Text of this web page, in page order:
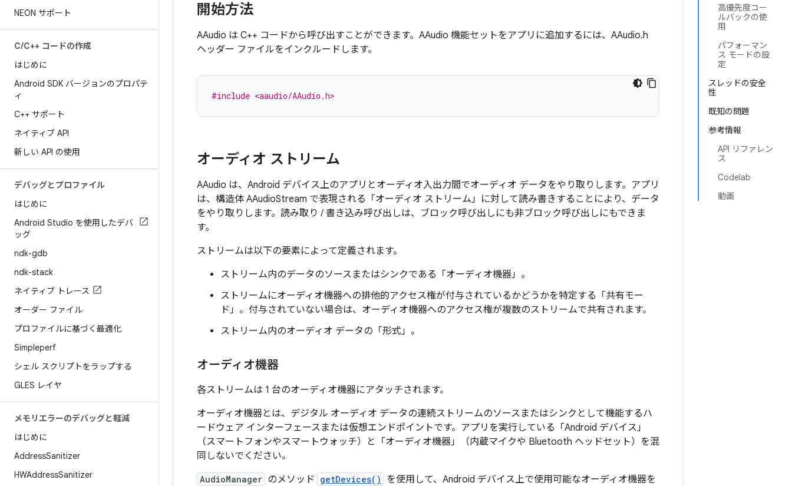
NEON サポート
C/C++ コードの作成
はじめに
Android SDK バージョンのプロパテ
ィ
C++ サポート
ネイティブ API
新しい API の使用
デバッグとプロファイル
はじめに
Android Studio を使用したデバ
ッグ
ndk-gdb
ndk-stack
ネイティブ トレース
オーダー ファイル
プロファイルに基づく最適化
Simpleperf
シェル スクリプトをラップする
GLES レイヤ
メモリエラーのデバッグと軽減
はじめに
AddressSanitizer
HWAddressSanitizer
高優先度コー
ルバックの使
用
パフォーマン
ス モードの設
定
スレッドの安全
性
既知の問題
参考情報
API リファレン
ス
Codelab
動画
開始方法
AAudio は C++ コードから呼び出すことができます。AAudio 機能セットをアプリに追加するには、AAudio.h
ヘッダー ファイルをインクルードします。
#include <aaudio/AAudio.h>
オーディオ ストリーム
AAudio は、Android デバイス上のアプリとオーディオ入出力間でオーディオ データをやり取りします。アプリ
は、構造体 AAudioStream で表現される「オーディオ ストリーム」 に対して読み書きすることにより、データ
をやり取りします。読み取り / 書き込み呼び出しは、ブロック呼び出しにも非ブロック呼び出しにもできま
す。
ストリームは以下の要素によって定義されます。
ストリーム内のデータのソースまたはシンクである「オーディオ機器」 。
ストリームにオーディオ機器への排他的アクセス権が付与されているかどうかを特定する「共有モー
ド」 。付与されていない場合は、オーディオ機器へのアクセス権が複数のストリームで共有されます。
ストリーム内のオーディオ データの「形式」 。
オーディオ機器
各ストリームは 1 台のオーディオ機器にアタッチされます。
オーディオ機器とは、デジタル オーディオ データの連続ストリームのソースまたはシンクとして機能するハ
ードウェア インターフェースまたは仮想エンドポイントです。アプリを実行している「Android デバイス」
（スマートフォンやスマートウォッチ）と「オーディオ機器」
（内蔵マイクや Bluetooth ヘッドセット）を混
同しないでください。
AudioManager のメソッド getDevices()
を使用して、Android デバイス上で使用可能なオーディオ機器を